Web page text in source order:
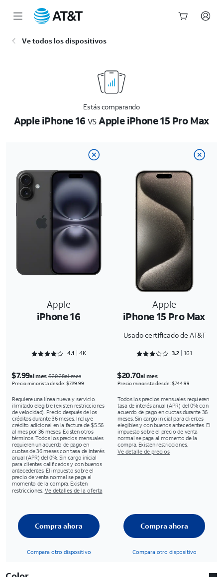
Ve todos los dispositivos
Estás comparando
Apple iPhone 16vsApple iPhone 15 Pro Max
Apple
iPhone 16
Apple
iPhone 15 Pro Max
Usado certificado de AT&T
Rated 4.1645 out of 5
4.1 4K Rated 3.2981 out of 5
3.2 161
$7.99al mes$20.28al mes
Precio minorista desde: $729.99
Requiere una línea nueva y servicio
ilimitado elegible (existen restricciones
de velocidad). Precio después de los
créditos durante 36 meses. Incluye
crédito adicional en la factura de $5.56
al mes por 36 meses. Existen otros
términos. Todos los precios mensuales
requieren un acuerdo de pago en
cuotas de 36 meses con tasa de interés
anual (APR) del 0%. Sin cargo inicial
para clientes calificados y con buenos
antecedentes. El impuesto sobre el
precio de venta normal se paga al
momento de la compra. Existen
restricciones. Ve detalles de la oferta
$20.70al mes
Precio minorista desde: $744.99
Todos los precios mensuales requieren
tasa de interés anual (APR) del 0% con
acuerdo de pago en cuotas durante 36
meses. Sin cargo inicial para clientes
elegibles y con buenos antecedentes. El
impuesto sobre el precio de venta
normal se paga al momento de la
compra. Existen restricciones.
Ve detalle de precios
Compra ahora
Compara otro dispositivo
Compra ahora
Compara otro dispositivo